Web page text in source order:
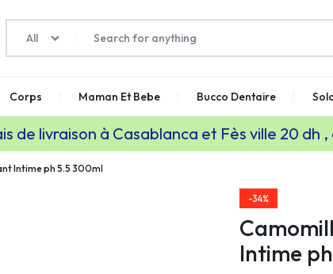
All
Corps Maman Et Bebe Bucco Dentaire
de livraison à Casablanca et Fès ville 20 dh
Intime ph 5.5 300ml
-34%
Intime